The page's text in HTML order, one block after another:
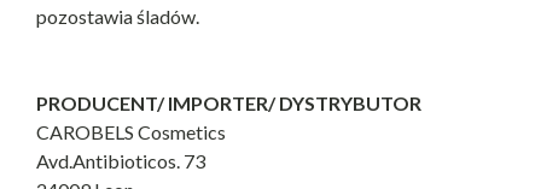
pozostawia śladów.
PRODUCENT/ IMPORTER/ DYSTRYBUTOR
CAROBELS Cosmetics
Avd.Antibioticos. 73